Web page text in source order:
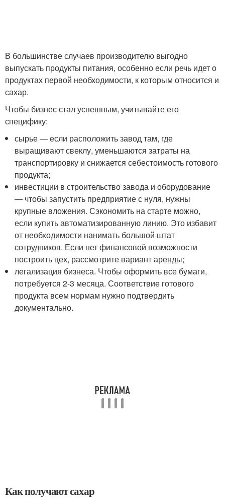
В большинстве случаев производителю выгодно
выпускать продукты питания, особенно если речь идет о
продуктах первой необходимости, к которым относится и
сахар.
Чтобы бизнес стал успешным, учитывайте его
специфику:
сырье — если расположить завод там, где
выращивают свеклу, уменьшаются затраты на
транспортировку и снижается себестоимость готового
продукта;
инвестиции в строительство завода и оборудование
— чтобы запустить предприятие с нуля, нужны
крупные вложения. Сэкономить на старте можно,
если купить автоматизированную линию. Это избавит
от необходимости нанимать большой штат
сотрудников. Если нет финансовой возможности
построить цех, рассмотрите вариант аренды;
легализация бизнеса. Чтобы оформить все бумаги,
потребуется 2-3 месяца. Соответствие готового
продукта всем нормам нужно подтвердить
документально.
Как получают сахар